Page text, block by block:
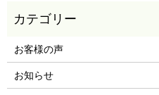
お客様の声
お知らせ